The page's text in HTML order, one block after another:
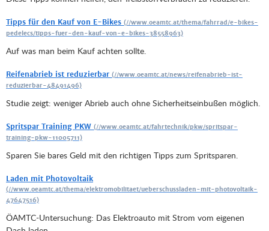
Tipps für den Kauf von E-Bikes
Auf was man beim Kauf achten sollte.
Reifenabrieb ist reduzierbar
Studie zeigt: weniger Abrieb auch ohne Sicherheitseinbußen möglich.
Spritspar Training PKW
Sparen Sie bares Geld mit den richtigen Tipps zum Spritsparen.
Laden mit Photovoltaik
ÖAMTC-Untersuchung: Das Elektroauto mit Strom vom eigenen